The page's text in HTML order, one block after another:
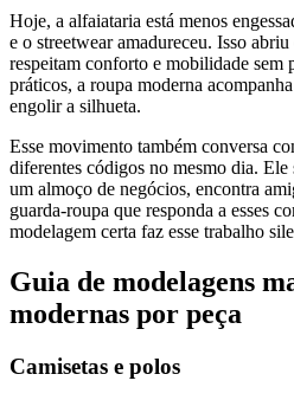
Hoje, a alfaiataria está menos
e o streetwear amadureceu. Isso
respeitam conforto e mobilidade sem
práticos, a roupa moderna
engolir a silhueta.
Esse movimento também conversa
diferentes códigos no mesmo dia. Ele
um almoço de negócios, encontra
guarda-roupa que responda a esses
modelagem certa faz esse trabalho
Guia de modelagens
modernas por peça
Camisetas e polos